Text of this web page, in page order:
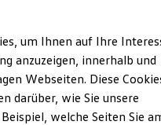
Modelle
senger.de
-13:00 Uhr
um Ihnen auf Ihre
anzuzeigen, innerhalb und
Webseiten. Diese
darüber, wie Sie unsere
welche Seiten Sie